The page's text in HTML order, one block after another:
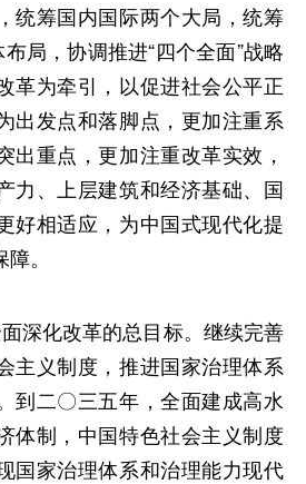
统筹国内国际两个大局，统筹
局，协调推进“四个全面”战略
革为牵引，以促进社会公平正
出发点和落脚点，更加注重系
出重点，更加注重改革实效，
力、上层建筑和经济基础、国
好相适应，为中国式现代化提
。
面深化改革的总目标。继续完善
主义制度，推进国家治理体系
到二〇三五年，全面建成高水
体制，中国特色社会主义制度
国家治理体系和治理能力现代